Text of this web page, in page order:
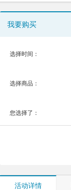
我要购买
选择时间：
选择商品：
您选择了：
活动详情